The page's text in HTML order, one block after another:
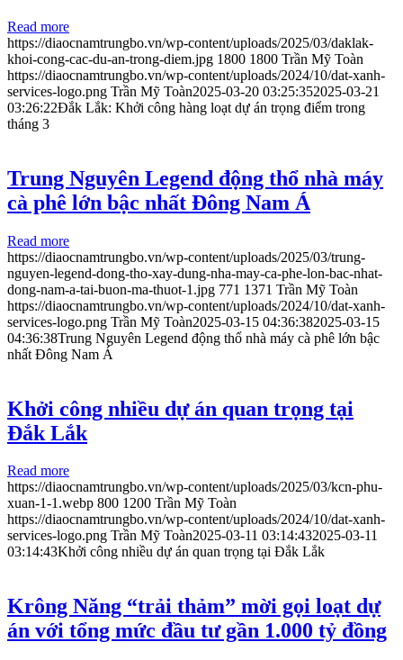
Read more
https://diaocnamtrungbo.vn/wp-content/uploads/2025/03/daklak-
khoi-cong-cac-du-an-trong-diem.jpg 1800 1800 Trần Mỹ Toàn
https://diaocnamtrungbo.vn/wp-content/uploads/2024/10/dat-xanh-
services-logo.png Trần Mỹ Toàn2025-03-20 03:25:352025-03-21
03:26:22Đắk Lắk: Khởi công hàng loạt dự án trọng điểm trong
tháng 3
Trung Nguyên Legend động thổ nhà máy
cà phê lớn bậc nhất Đông Nam Á
Read more
https://diaocnamtrungbo.vn/wp-content/uploads/2025/03/trung-
nguyen-legend-dong-tho-xay-dung-nha-may-ca-phe-lon-bac-nhat-
dong-nam-a-tai-buon-ma-thuot-1.jpg 771 1371 Trần Mỹ Toàn
https://diaocnamtrungbo.vn/wp-content/uploads/2024/10/dat-xanh-
services-logo.png Trần Mỹ Toàn2025-03-15 04:36:382025-03-15
04:36:38Trung Nguyên Legend động thổ nhà máy cà phê lớn bậc
nhất Đông Nam Á
Khởi công nhiều dự án quan trọng tại
Đắk Lắk
Read more
https://diaocnamtrungbo.vn/wp-content/uploads/2025/03/kcn-phu-
xuan-1-1.webp 800 1200 Trần Mỹ Toàn
https://diaocnamtrungbo.vn/wp-content/uploads/2024/10/dat-xanh-
services-logo.png Trần Mỹ Toàn2025-03-11 03:14:432025-03-11
03:14:43Khởi công nhiều dự án quan trọng tại Đắk Lắk
Krông Năng “trải thảm”​ mời gọi loạt dự
án với tổng mức đầu tư gần 1.000 tỷ đồng